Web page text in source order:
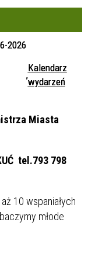
2026
,
Kalendarz
wydarzeń
Miasta
tel.793 798
10 wspaniałych
młode